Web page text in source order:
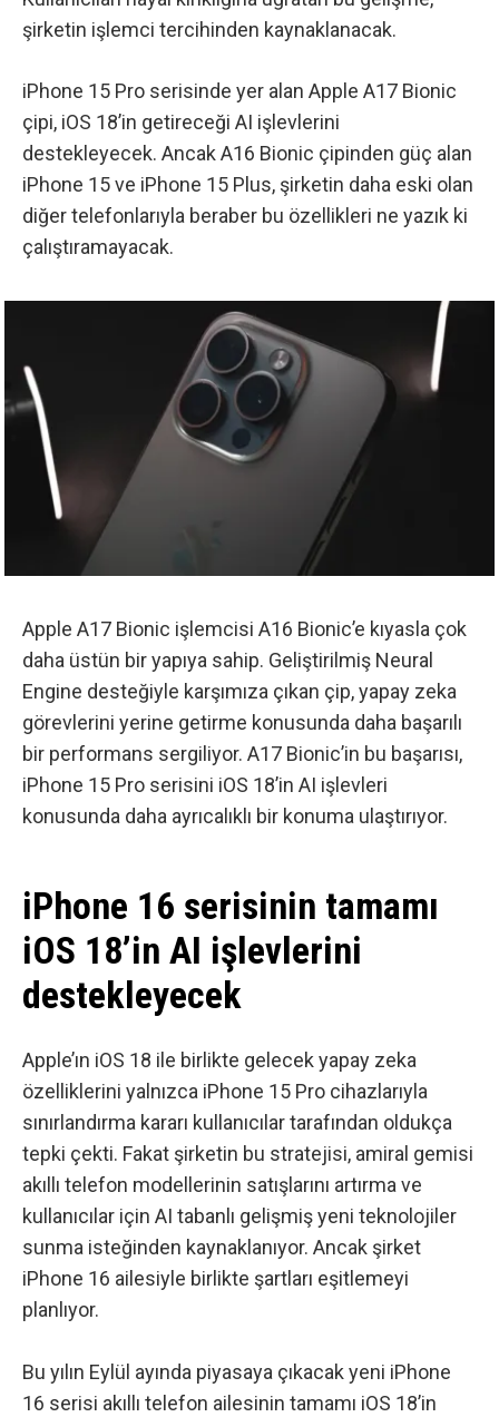
şirketin işlemci tercihinden kaynaklanacak.
iPhone 15 Pro serisinde yer alan Apple A17 Bionic
çipi, iOS 18’in getireceği AI işlevlerini
destekleyecek. Ancak A16 Bionic çipinden güç alan
iPhone 15 ve iPhone 15 Plus, şirketin daha eski olan
diğer telefonlarıyla beraber bu özellikleri ne yazık ki
çalıştıramayacak.
Apple A17 Bionic işlemcisi A16 Bionic’e kıyasla çok
daha üstün bir yapıya sahip. Geliştirilmiş Neural
Engine desteğiyle karşımıza çıkan çip, yapay zeka
görevlerini yerine getirme konusunda daha başarılı
bir performans sergiliyor. A17 Bionic’in bu başarısı,
iPhone 15 Pro serisini iOS 18’in AI işlevleri
konusunda daha ayrıcalıklı bir konuma ulaştırıyor.
iPhone 16 serisinin tamamı
iOS 18’in AI işlevlerini
destekleyecek
Apple’ın iOS 18 ile birlikte gelecek yapay zeka
özelliklerini yalnızca iPhone 15 Pro cihazlarıyla
sınırlandırma kararı kullanıcılar tarafından oldukça
tepki çekti. Fakat şirketin bu stratejisi, amiral gemisi
akıllı telefon modellerinin satışlarını artırma ve
kullanıcılar için AI tabanlı gelişmiş yeni teknolojiler
sunma isteğinden kaynaklanıyor. Ancak şirket
iPhone 16 ailesiyle birlikte şartları eşitlemeyi
planlıyor.
Bu yılın Eylül ayında piyasaya çıkacak yeni iPhone
16 serisi akıllı telefon ailesinin tamamı iOS 18’in